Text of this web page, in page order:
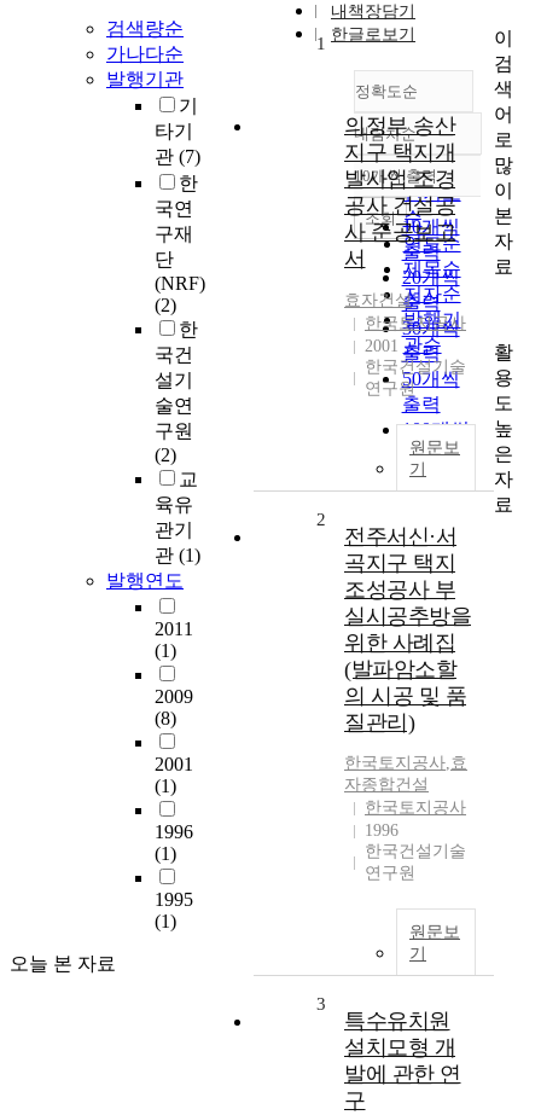
검색량순
가나다순
발행기관
기
타기
관 (7)
한
국연
구재
단
(NRF)
(2)
한
국건
설기
술연
구원
(2)
교
육유
관기
관 (1)
발행연도
2011
(1)
2009
(8)
2001
(1)
1996
(1)
1995
(1)
오늘 본 자료
내책장담기
한글로보기
정확도순
정확도
순
인기도
순
연도순
제목순
저자순
발행기
관순
내림차순
내림차순
10개씩 출력
10개씩
출력
20개씩
출력
30개씩
출력
50개씩
출력
100개씩
출력
조회
1
의정부 송산
지구 택지개
발사업 조경
공사 건설공
사 준공보고
서
효자건설
한국토지공사
2001
한국건설기술
연구원
원문보
기
2
전주서신·서
곡지구 택지
조성공사 부
실시공추방을
위한 사례집
(발파암소할
의 시공 및 품
질관리)
한국토지공사,효
자종합건설
한국토지공사
1996
한국건설기술
연구원
원문보
기
3
특수유치원
설치모형 개
발에 관한 연
구
이
검
색
어
로
많
이
본
자
료
활
용
도
높
은
자
료